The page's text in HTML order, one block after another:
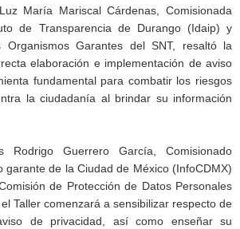
María Mariscal Cárdenas, Comisionada
de Transparencia de Durango (Idaip) y
Organismos Garantes del SNT, resaltó la
elaboración e implementación de aviso
fundamental para combatir los riesgos
la ciudadanía al brindar su información
Rodrigo Guerrero García, Comisionado
garante de la Ciudad de México (InfoCDMX)
de Protección de Datos Personales
Taller comenzará a sensibilizar respecto de
de privacidad, así como enseñar su